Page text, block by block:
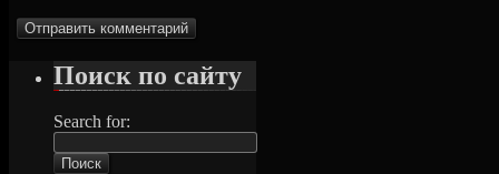
Поиск по сайту
Search for: